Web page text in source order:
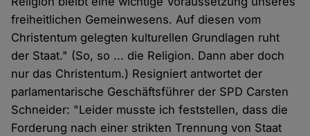
freiheitlichen Gemeinwesens. Auf diesen vom
Christentum gelegten kulturellen Grundlagen ruht
der Staat." (So, so ... die Religion. Dann aber doch
nur das Christentum.) Resigniert antwortet der
parlamentarische Geschäftsführer der SPD Carsten
Schneider: "Leider musste ich feststellen, dass die
Forderung nach einer strikten Trennung von Staat